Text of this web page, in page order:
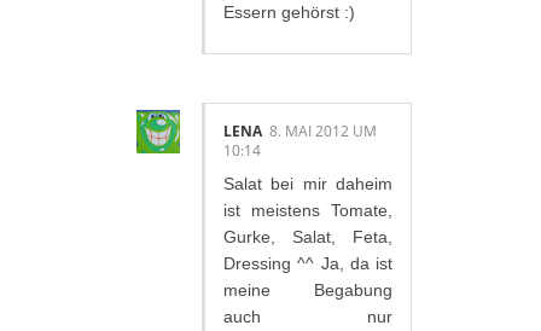
Essern gehörst :)
LENA 8. MAI 2012 UM
10:14
Salat bei mir daheim
ist meistens Tomate,
Gurke, Salat, Feta,
Dressing ^^ Ja, da ist
meine Begabung
auch nur